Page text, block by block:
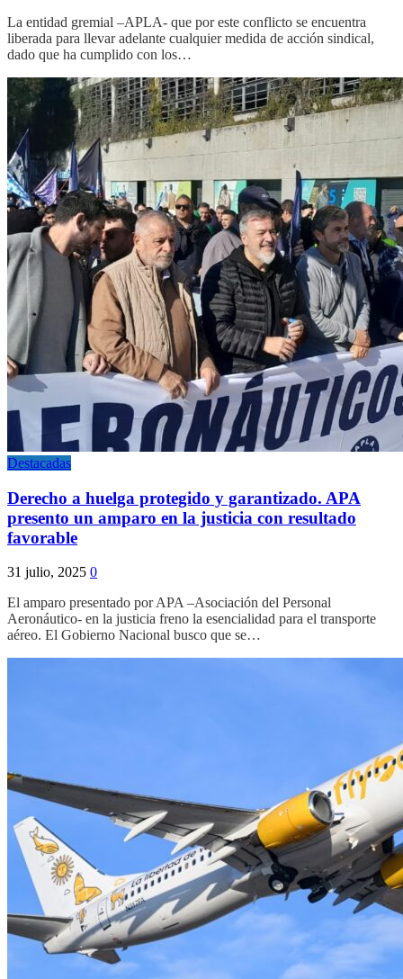
La entidad gremial –APLA- que por este conflicto se encuentra
liberada para llevar adelante cualquier medida de acción sindical,
dado que ha cumplido con los…
Destacadas
Derecho a huelga protegido y garantizado. APA
presento un amparo en la justicia con resultado
favorable
31 julio, 2025 0
El amparo presentado por APA –Asociación del Personal
Aeronáutico- en la justicia freno la esencialidad para el transporte
aéreo. El Gobierno Nacional busco que se…